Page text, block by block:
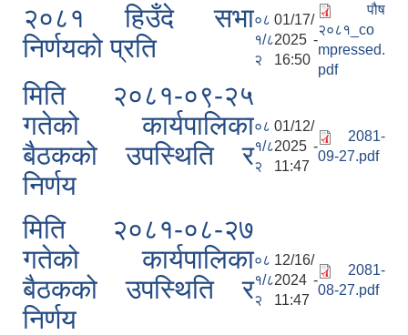
२०८१ हिउँदे सभा
निर्णयको प्रति
०८
१/८
२
01/17/
2025 -
16:50
पौष
२०८१_co
mpressed.
pdf
मिति २०८१-०९-२५
गतेको कार्यपालिका
बैठकको उपस्थिति र
निर्णय
०८
१/८
२
01/12/
2025 -
11:47
2081-
09-27.pdf
मिति २०८१-०८-२७
गतेको कार्यपालिका
बैठकको उपस्थिति र
निर्णय
०८
१/८
२
12/16/
2024 -
11:47
2081-
08-27.pdf